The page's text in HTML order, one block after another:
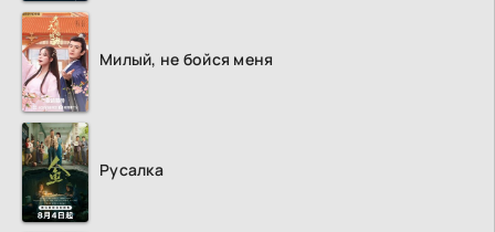
Милый, не бойся меня
Русалка